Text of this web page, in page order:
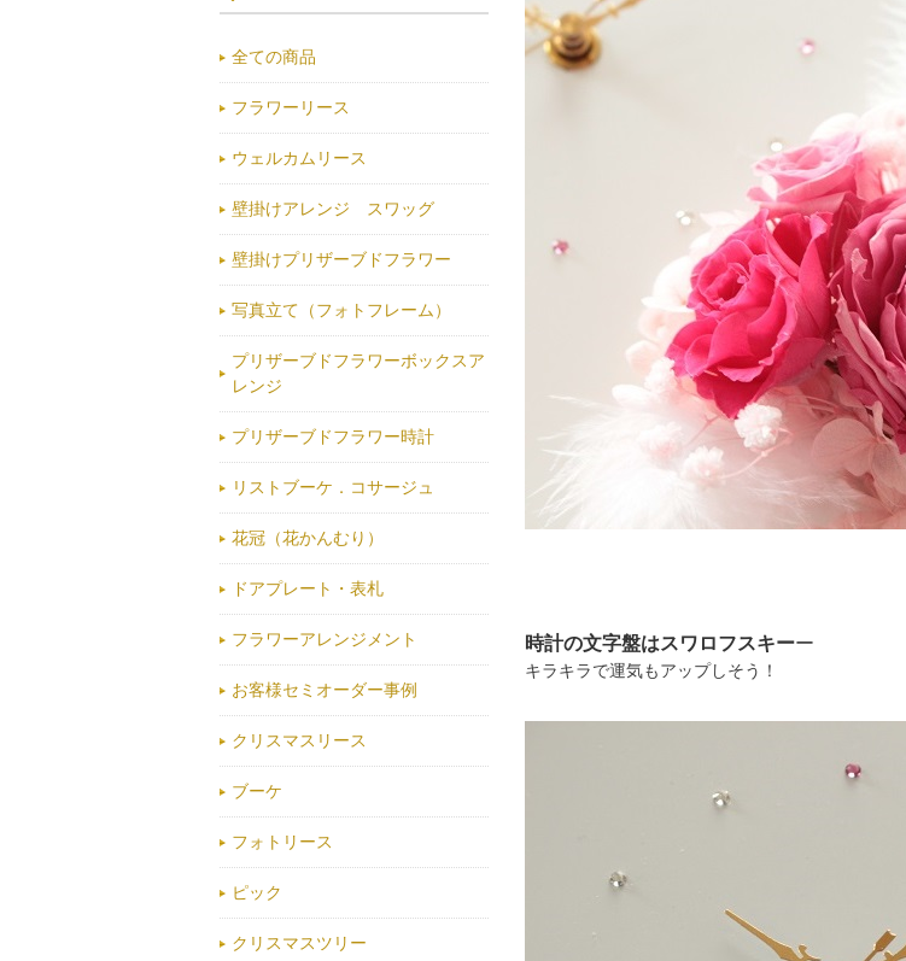
時計の文字盤はスワロフスキーー
キラキラで運気もアップしそう！
全ての商品
フラワーリース
ウェルカムリース
壁掛けアレンジ スワッグ
壁掛けプリザーブドフラワー
写真立て（フォトフレーム）
プリザーブドフラワーボックスア
レンジ
プリザーブドフラワー時計
リストブーケ．コサージュ
花冠（花かんむり）
ドアプレート・表札
フラワーアレンジメント
お客様セミオーダー事例
クリスマスリース
ブーケ
フォトリース
ピック
クリスマスツリー